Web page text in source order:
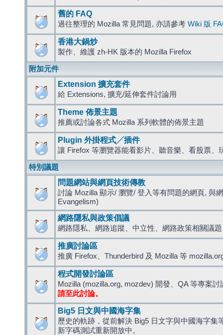
舊的 FAQ
過往整理的 Mozilla 常見問題, 亦請參考 Wiki 版
香港大鍋炒
製作、維護 zh-HK 版本的 Mozilla Firefox
附加元件
Extension 擴充套件
給 Extensions, 擴充/延伸套件討論用
Theme 佈景主題
推薦或討論各式 Mozilla 系列軟體的佈景主題
Plugin 外掛程式╱插件
讓 Firefox 等瀏覽器能看影片、聽音樂、看股票、
特別議題
問題網站與網頁技術傳教
討論 Mozilla 顯示/ 瀏覽/ 登入等有問題的網頁, 與
Evangelism)
網路隱私與政策倡議
網路隱私、網路追蹤、中立性、網路政策相關議題
推廣討論區
推廣 Firefox、Thunderbird 及 Mozilla 等
程式開發討論區
Mozilla (mozilla.org, mozdev) 開發、QA 等專案討
請至此討論。
Big5 日文與中國海字集
歷史的軌跡，從前解決 Big5 日文字與中國海字集
新字碼測試重新開放中。